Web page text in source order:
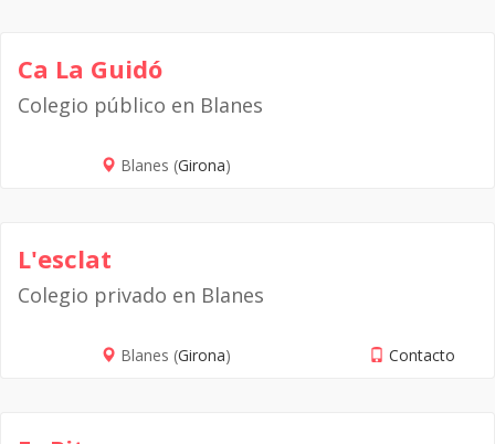
Ca La Guidó
Colegio público en Blanes
Blanes (Girona)
L'esclat
Colegio privado en Blanes
Blanes (Girona) Contacto